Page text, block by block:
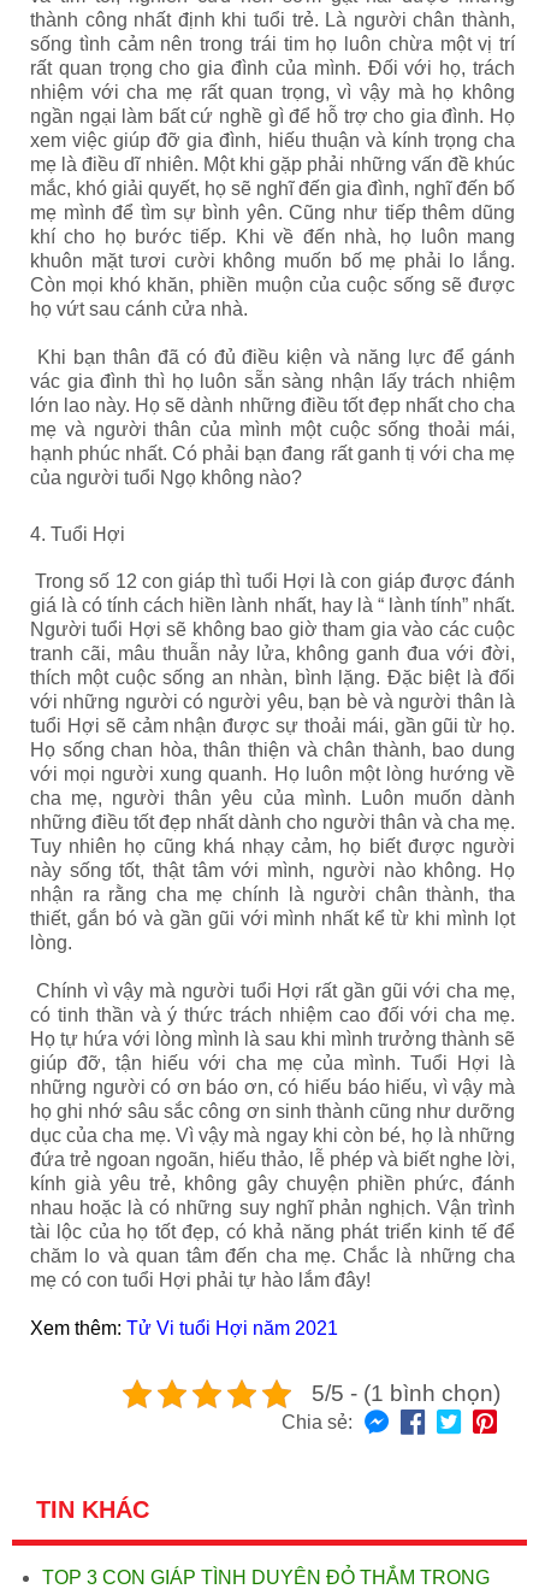
thành công nhất định khi tuổi trẻ. Là người chân thành,
sống tình cảm nên trong trái tim họ luôn chừa một vị trí
rất quan trọng cho gia đình của mình. Đối với họ, trách
nhiệm với cha mẹ rất quan trọng, vì vậy mà họ không
ngần ngại làm bất cứ nghề gì để hỗ trợ cho gia đình. Họ
xem việc giúp đỡ gia đình, hiếu thuận và kính trọng cha
mẹ là điều dĩ nhiên. Một khi gặp phải những vấn đề khúc
mắc, khó giải quyết, họ sẽ nghĩ đến gia đình, nghĩ đến bố
mẹ mình để tìm sự bình yên. Cũng như tiếp thêm dũng
khí cho họ bước tiếp. Khi về đến nhà, họ luôn mang
khuôn mặt tươi cười không muốn bố mẹ phải lo lắng.
Còn mọi khó khăn, phiền muộn của cuộc sống sẽ được
họ vứt sau cánh cửa nhà.
Khi bạn thân đã có đủ điều kiện và năng lực để gánh
vác gia đình thì họ luôn sẵn sàng nhận lấy trách nhiệm
lớn lao này. Họ sẽ dành những điều tốt đẹp nhất cho cha
mẹ và người thân của mình một cuộc sống thoải mái,
hạnh phúc nhất. Có phải bạn đang rất ganh tị với cha mẹ
của người tuổi Ngọ không nào?
4. Tuổi Hợi
Trong số 12 con giáp thì tuổi Hợi là con giáp được đánh
giá là có tính cách hiền lành nhất, hay là “ lành tính” nhất.
Người tuổi Hợi sẽ không bao giờ tham gia vào các cuộc
tranh cãi, mâu thuẫn nảy lửa, không ganh đua với đời,
thích một cuộc sống an nhàn, bình lặng. Đặc biệt là đối
với những người có người yêu, bạn bè và người thân là
tuổi Hợi sẽ cảm nhận được sự thoải mái, gần gũi từ họ.
Họ sống chan hòa, thân thiện và chân thành, bao dung
với mọi người xung quanh. Họ luôn một lòng hướng về
cha mẹ, người thân yêu của mình. Luôn muốn dành
những điều tốt đẹp nhất dành cho người thân và cha mẹ.
Tuy nhiên họ cũng khá nhạy cảm, họ biết được người
này sống tốt, thật tâm với mình, người nào không. Họ
nhận ra rằng cha mẹ chính là người chân thành, tha
thiết, gắn bó và gần gũi với mình nhất kể từ khi mình lọt
lòng.
Chính vì vậy mà người tuổi Hợi rất gần gũi với cha mẹ,
có tinh thần và ý thức trách nhiệm cao đối với cha mẹ.
Họ tự hứa với lòng mình là sau khi mình trưởng thành sẽ
giúp đỡ, tận hiếu với cha mẹ của mình. Tuổi Hợi là
những người có ơn báo ơn, có hiếu báo hiếu, vì vậy mà
họ ghi nhớ sâu sắc công ơn sinh thành cũng như dưỡng
dục của cha mẹ. Vì vậy mà ngay khi còn bé, họ là những
đứa trẻ ngoan ngoãn, hiếu thảo, lễ phép và biết nghe lời,
kính già yêu trẻ, không gây chuyện phiền phức, đánh
nhau hoặc là có những suy nghĩ phản nghịch. Vận trình
tài lộc của họ tốt đẹp, có khả năng phát triển kinh tế để
chăm lo và quan tâm đến cha mẹ. Chắc là những cha
mẹ có con tuổi Hợi phải tự hào lắm đây!
Xem thêm: Tử Vi tuổi Hợi năm 2021
5/5 - (1 bình chọn)
Chia sẻ:
TIN KHÁC
TOP 3 CON GIÁP TÌNH DUYÊN ĐỎ THẮM TRONG